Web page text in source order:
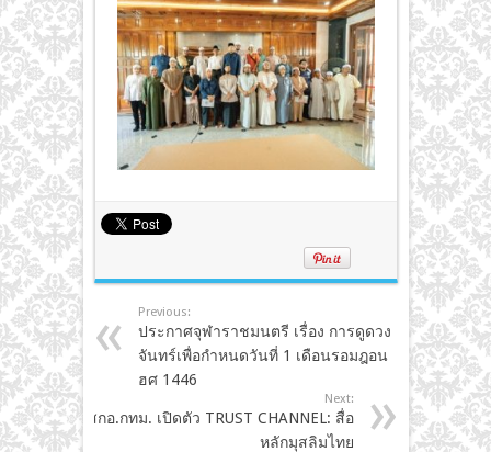
Previous:
ประกาศจุฬาราชมนตรี เรื่อง การดูดวง
จันทร์เพื่อกำหนดวันที่ 1 เดือนรอมฎอน
ฮศ 1446
Next:
สกอ.กทม. เปิดตัว TRUST CHANNEL: สื่อ
หลักมุสลิมไทย